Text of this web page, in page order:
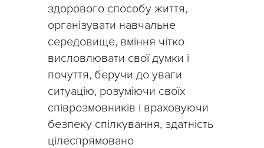
здорового способу життя,
організувати навчальне
середовище, вміння чітко
висловлювати свої думки і
почуття, беручи до уваги
ситуацію, розуміючи своїх
співрозмовників і враховуючи
безпеку спілкування, здатність
цілеспрямовано